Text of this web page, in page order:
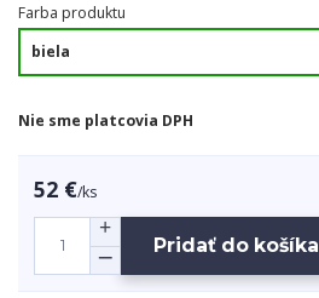
Farba produktu
Nie sme platcovia DPH
52 €/ks
Pridať do košíka